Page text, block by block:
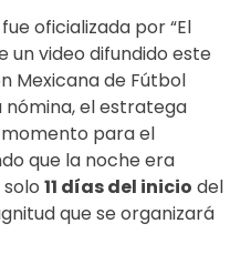
oficializada por “El
un video difundido este
Mexicana de Fútbol
nómina, el estratega
para el
que la noche era
11 días del inicio del
que se organizará